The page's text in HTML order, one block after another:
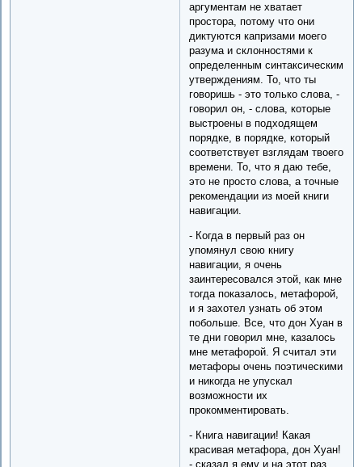
аргументам не хватает
простора, потому что они
диктуются капризами моего
разума и склонностями к
определенным синтаксическим
утверждениям. То, что ты
говоришь - это только слова, -
говорил он, - слова, которые
выстроены в подходящем
порядке, в порядке, который
соответствует взглядам твоего
времени. То, что я даю тебе,
это не просто слова, а точные
рекомендации из моей книги
навигации.
- Когда в первый раз он
упомянул свою книгу
навигации, я очень
заинтересовался этой, как мне
тогда показалось, метафорой,
и я захотел узнать об этом
побольше. Все, что дон Хуан в
те дни говорил мне, казалось
мне метафорой. Я считал эти
метафоры очень поэтическими
и никогда не упускал
возможности их
прокомментировать.
- Книга навигации! Какая
красивая метафора, дон Хуан!
- сказал я ему и на этот раз.